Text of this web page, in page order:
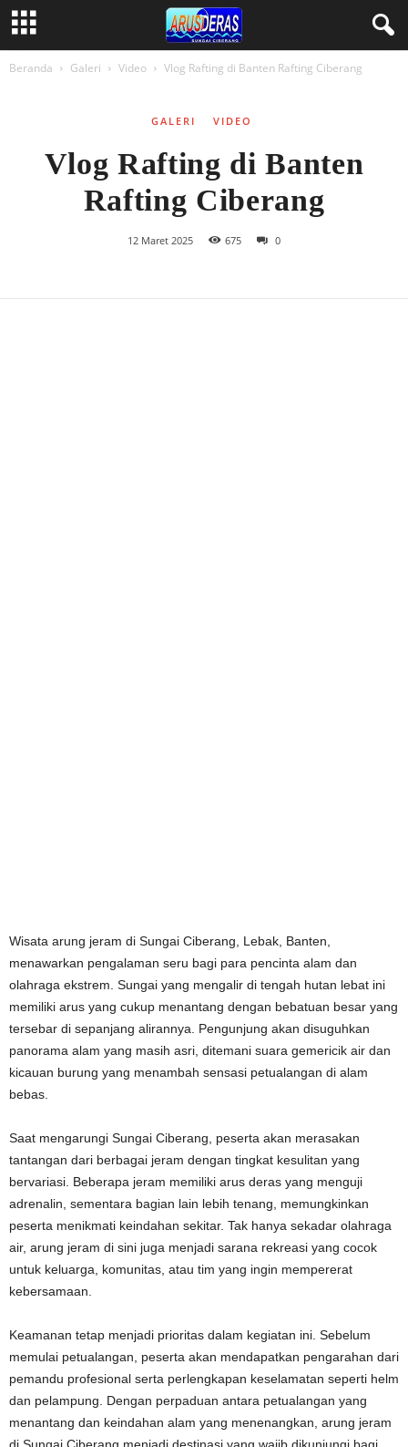
Beranda Galeri Video Vlog Rafting di Banten Rafting Ciberang
GALERI VIDEO
Vlog Rafting di Banten
Rafting Ciberang
12 Maret 2025 675 0
Wisata arung jeram di Sungai Ciberang, Lebak, Banten,
menawarkan pengalaman seru bagi para pencinta alam dan
olahraga ekstrem. Sungai yang mengalir di tengah hutan lebat ini
memiliki arus yang cukup menantang dengan bebatuan besar yang
tersebar di sepanjang alirannya. Pengunjung akan disuguhkan
panorama alam yang masih asri, ditemani suara gemericik air dan
kicauan burung yang menambah sensasi petualangan di alam
bebas.
Saat mengarungi Sungai Ciberang, peserta akan merasakan
tantangan dari berbagai jeram dengan tingkat kesulitan yang
bervariasi. Beberapa jeram memiliki arus deras yang menguji
adrenalin, sementara bagian lain lebih tenang, memungkinkan
peserta menikmati keindahan sekitar. Tak hanya sekadar olahraga
air, arung jeram di sini juga menjadi sarana rekreasi yang cocok
untuk keluarga, komunitas, atau tim yang ingin mempererat
kebersamaan.
Keamanan tetap menjadi prioritas dalam kegiatan ini. Sebelum
memulai petualangan, peserta akan mendapatkan pengarahan dari
pemandu profesional serta perlengkapan keselamatan seperti helm
dan pelampung. Dengan perpaduan antara petualangan yang
menantang dan keindahan alam yang menenangkan, arung jeram